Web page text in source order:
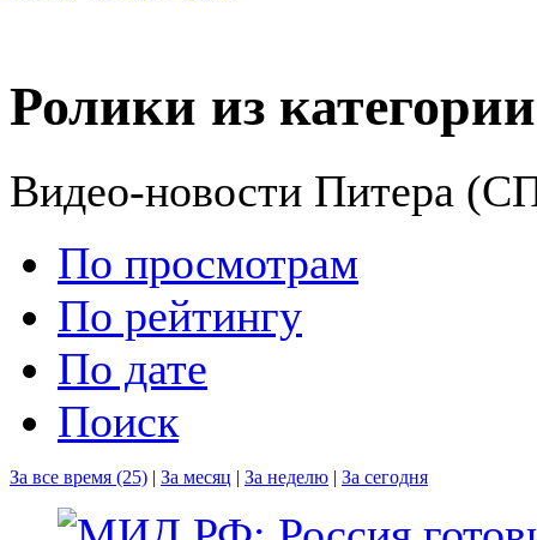
Ролики из
Видео-новости Питера
По просмотрам
По рейтингу
По дате
Поиск
За все время (25) | За месяц | За неделю | За сегодня